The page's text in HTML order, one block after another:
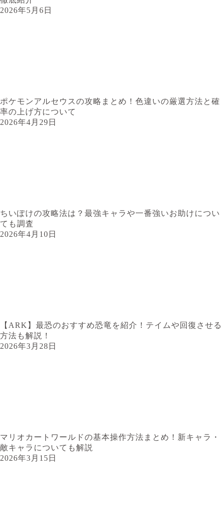
2026年5月6日
ポケモンアルセウスの攻略まとめ！色違いの厳選方法と確
率の上げ方について
2026年4月29日
ちいぽけの攻略法は？最強キャラや一番強いお助けについ
ても調査
2026年4月10日
【ARK】最恐のおすすめ恐竜を紹介！テイムや回復させる
方法も解説！
2026年3月28日
マリオカートワールドの基本操作方法まとめ！新キャラ・
敵キャラについても解説
2026年3月15日